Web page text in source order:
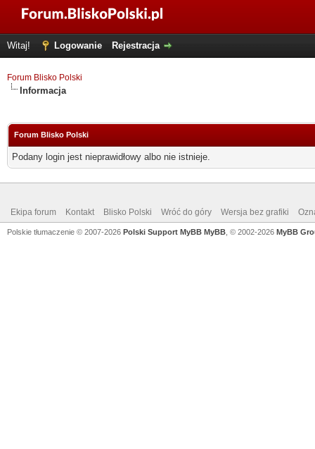
Witaj! Logowanie Rejestracja
Forum Blisko Polski
Informacja
Forum Blisko Polski
Podany login jest nieprawidłowy albo nie istnieje.
Ekipa forum Kontakt Blisko Polski Wróć do góry Wersja bez grafiki
Polskie tłumaczenie © 2007-2026 Polski Support MyBB MyBB , © 2002-2026 MyBB